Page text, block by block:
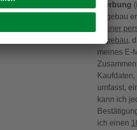
Tipps
Werbung
hagebau
meiner
hagebau,
meines E-
umfasst,
kann ich
ich einen